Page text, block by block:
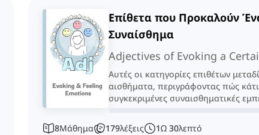
Επίθετα που Προκαλούν
Συναίσθημα
Adjectives of Evoking a
Αυτές οι κατηγορίες επιθέτων
αισθήματα, περιγράφοντας πώς
συγκεκριμένες συναισθηματικές
8Μάθημα 179λέξεις 1Ω 30λεπτό